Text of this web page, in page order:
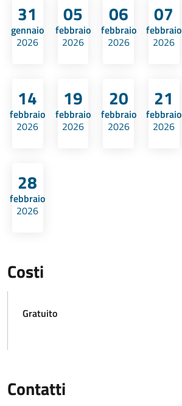
31
gennaio
2026
05
febbraio
2026
06
febbraio
2026
07
febbraio
2026
14
febbraio
2026
19
febbraio
2026
20
febbraio
2026
21
febbraio
2026
28
febbraio
2026
Costi
Gratuito
Contatti